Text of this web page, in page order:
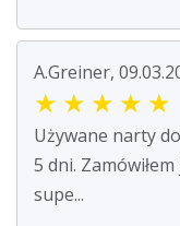
A.Greiner,
★ ★ ★ ★ ★
Używane narty
5 dni.
supe...